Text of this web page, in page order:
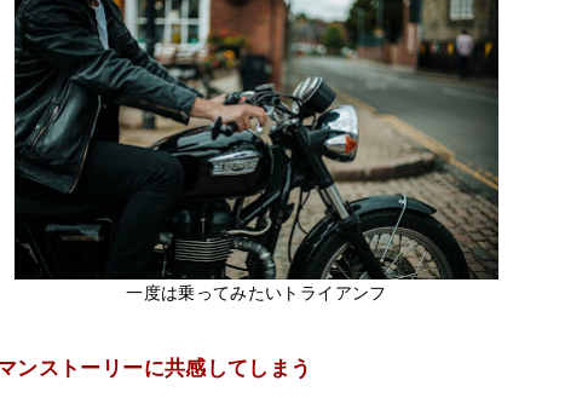
一度は乗ってみたいトライアンフ
ンストーリーに共感してしまう